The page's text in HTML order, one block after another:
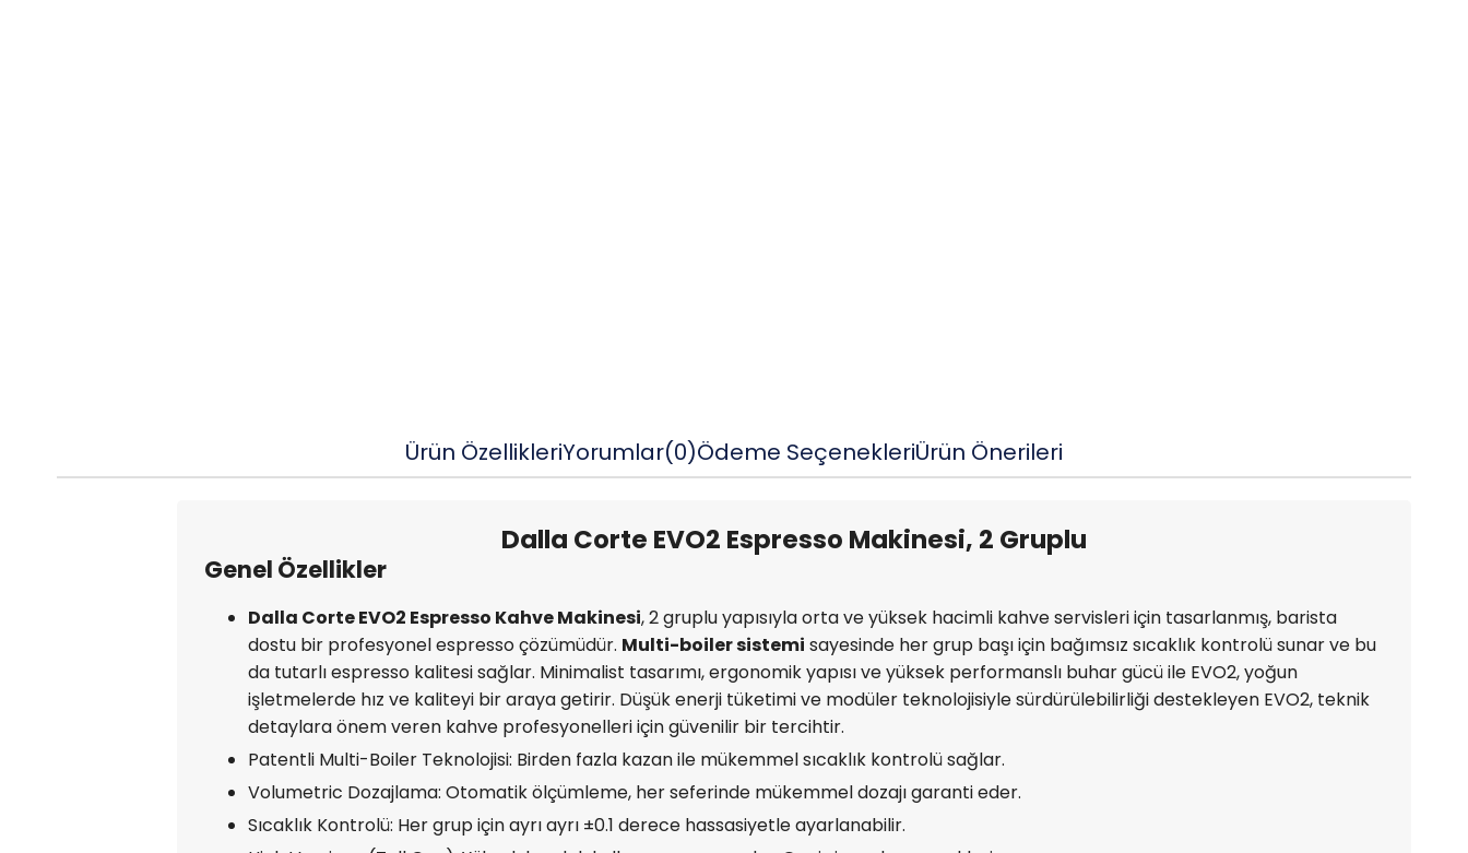
Ürün ÖzellikleriYorumlar(0)Ödeme SeçenekleriÜrün Önerileri
Dalla Corte EVO2 Espresso Makinesi, 2 Gruplu
Genel Özellikler
Dalla Corte EVO2 Espresso Kahve Makinesi, 2 gruplu yapısıyla orta ve yüksek hacimli kahve servisleri için tasarlanmış, barista
dostu bir profesyonel espresso çözümüdür. Multi-boiler sistemi sayesinde her grup başı için bağımsız sıcaklık kontrolü sunar ve bu
da tutarlı espresso kalitesi sağlar. Minimalist tasarımı, ergonomik yapısı ve yüksek performanslı buhar gücü ile EVO2, yoğun
işletmelerde hız ve kaliteyi bir araya getirir. Düşük enerji tüketimi ve modüler teknolojisiyle sürdürülebilirliği destekleyen EVO2, teknik
detaylara önem veren kahve profesyonelleri için güvenilir bir tercihtir.
Patentli Multi-Boiler Teknolojisi: Birden fazla kazan ile mükemmel sıcaklık kontrolü sağlar.
Volumetric Dozajlama: Otomatik ölçümleme, her seferinde mükemmel dozajı garanti eder.
Sıcaklık Kontrolü: Her grup için ayrı ayrı ±0.1 derece hassasiyetle ayarlanabilir.